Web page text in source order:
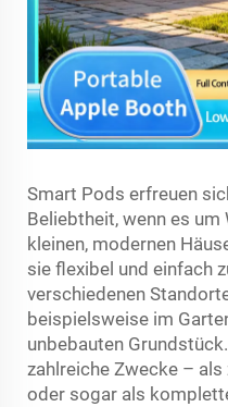
Smart Pods erfreuen
Beliebtheit, wenn es um
kleinen, modernen
sie flexibel und einfach
verschiedenen
beispielsweise im
unbebauten
zahlreiche Zwecke – als
oder sogar als